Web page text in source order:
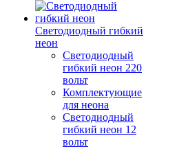
Светодиодный гибкий
неон
Светодиодный
гибкий неон 220
вольт
Комплектующие
для неона
Светодиодный
гибкий неон 12
вольт